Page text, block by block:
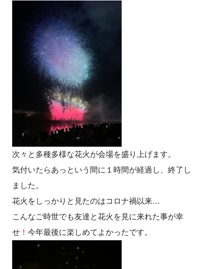
次々と多種多様な花火が会場を盛り上げます。
気付いたらあっという間に１時間が経過し、終了し
ました。
花火をしっかりと見たのはコロナ禍以来…
こんなご時世でも友達と花火を見に来れた事が幸
せ ！ 今年最後に楽しめてよかったです。